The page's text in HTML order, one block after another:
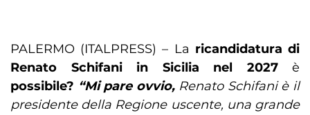
PALERMO (ITALPRESS) – La ricandidatura di
Renato Schifani in Sicilia nel 2027è
possibile? “Mi pare ovvio,Renato Schifani è il
presidente della Regione uscente, una grande